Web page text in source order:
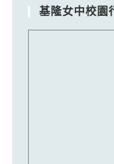
基隆女中校園